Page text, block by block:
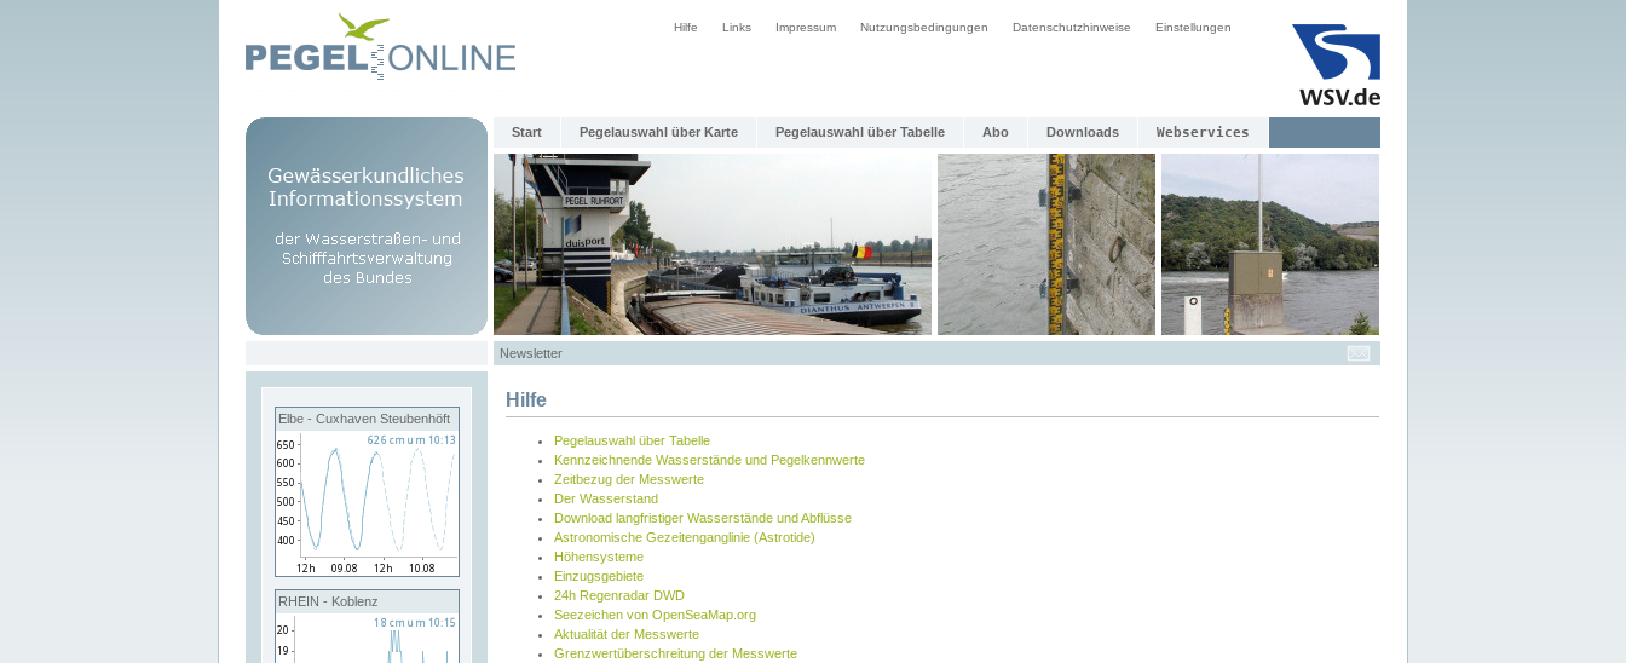
Hilfe Links Impressum Nutzungsbedingungen Datenschutzhinweise Einstellungen
Start Pegelauswahl über Karte Pegelauswahl über Tabelle Abo Downloads Webservices
Newsletter
Elbe - Cuxhaven Steubenhöft
RHEIN - Koblenz
Hilfe
Pegelauswahl über Tabelle
Kennzeichnende Wasserstände und Pegelkennwerte
Zeitbezug der Messwerte
Der Wasserstand
Download langfristiger Wasserstände und Abflüsse
Astronomische Gezeitenganglinie (Astrotide)
Höhensysteme
Einzugsgebiete
24h Regenradar DWD
Seezeichen von OpenSeaMap.org
Aktualität der Messwerte
Grenzwertüberschreitung der Messwerte